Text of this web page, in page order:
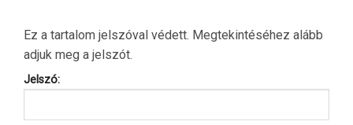
Ez a tartalom jelszóval védett. Megtekintéséhez alább
adjuk meg a jelszót.
Jelszó: